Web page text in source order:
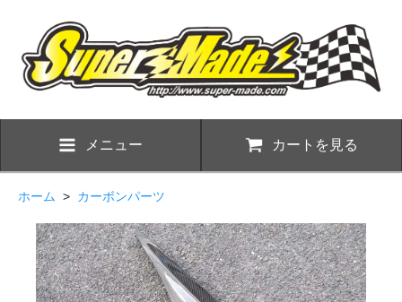
メニュー カートを見る
ホーム > カーボンパーツ